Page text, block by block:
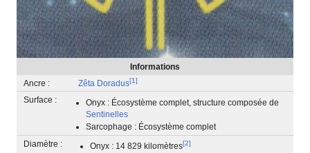
Informations
Ancre :
Zêta Doradus[1]
Surface :
Onyx : Écosystème complet, structure composée de
Sentinelles
Sarcophage : Écosystème complet
Diamètre :
Onyx : 14 829 kilomètres[2]